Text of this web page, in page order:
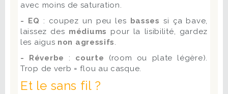
avec moins de saturation.
- EQ : coupez un peu les basses si ça bave,
laissez des médiums pour la lisibilité, gardez
les aigus non agressifs.
- Réverbe
: courte (room ou plate légère).
Trop de verb = flou au casque.
Et le sans fil ?